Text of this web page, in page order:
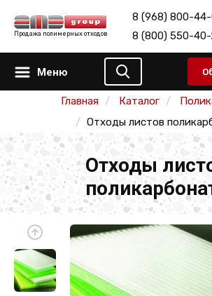
Продажа полимерных отходов
8 (968) 800-
8 (800) 550-
Меню
Главная Каталог
Отходы листов
Отходы